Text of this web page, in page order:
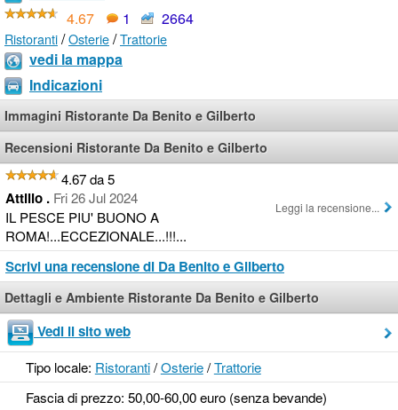
4.67
1 2664
Ristoranti/Osterie/Trattorie
vedi la mappa
Indicazioni
Immagini Ristorante Da Benito e Gilberto
Recensioni Ristorante Da Benito e Gilberto
4.67 da 5
Attilio . Fri 26 Jul 2024
IL PESCE PIU' BUONO A
ROMA!...ECCEZIONALE...!!!...
Leggi la recensione...
Scrivi una recensione di Da Benito e Gilberto
Dettagli e Ambiente Ristorante Da Benito e Gilberto
Vedi il sito web
Tipo locale: Ristoranti/Osterie/Trattorie
Fascia di prezzo: 50,00-60,00 euro (senza bevande)